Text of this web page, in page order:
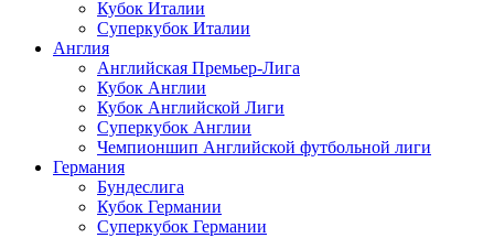
Кубок Италии
Суперкубок Италии
Англия
Английская Премьер-Лига
Кубок Англии
Кубок Английской Лиги
Суперкубок Англии
Чемпионшип Английской футбольной лиги
Германия
Бундеслига
Кубок Германии
Суперкубок Германии